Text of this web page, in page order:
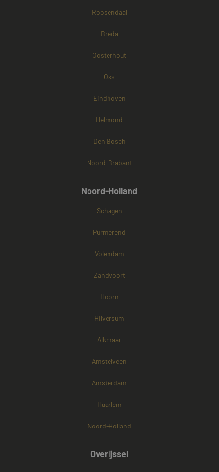
Roosendaal
Breda
Oosterhout
Oss
Eindhoven
Helmond
Den Bosch
Noord-Brabant
Noord-Holland
Schagen
Purmerend
Volendam
Zandvoort
Hoorn
Hilversum
Alkmaar
Amstelveen
Amsterdam
Haarlem
Noord-Holland
Overijssel